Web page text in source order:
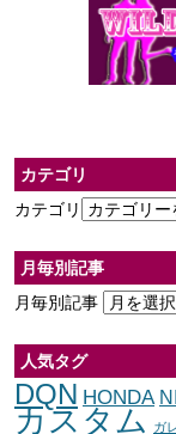
カテゴリ
カテゴリ
月毎別記事
月毎別記事
人気タグ
DQN HONDA
カスタム ガ